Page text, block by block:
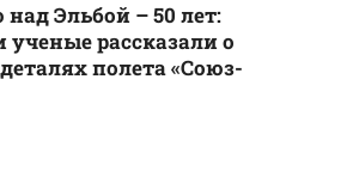
Эльбой – 50 лет:
рассказали о
полета «Союз-